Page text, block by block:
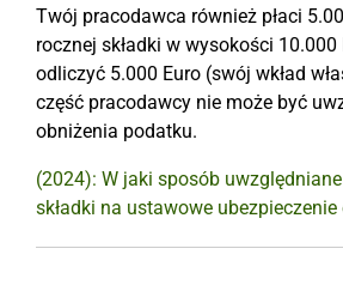
Twój pracodawca również płaci
rocznej składki w wysokości 10.000
odliczyć 5.000 Euro (swój wkład
część pracodawcy nie może być
obniżenia podatku.
(2024): W jaki sposób
składki na ustawowe ubezpieczenie